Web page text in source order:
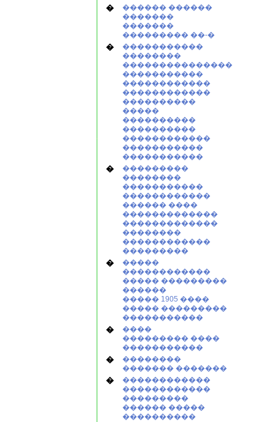
�
������ ������
�������
�������
��������� ��-�
�
�����������
��������
���������������
�����������
������������
������������
����������
�����
����������
����������
������������
�����������
�����������
�
���������
��������
�����������
������������
������ ����
�������������
�������������
��������
������������
���������
�
�����
������������
����� ���������
������
����� 1905 ����
����� ���������
�����������
�
����
��������� ����
�����������
�
��������
������� �������
�
������������
������������
���������
������ �����
����������